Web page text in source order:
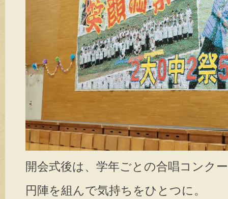
開会式後は、学年ごとの合唱コンク
円陣を組んで気持ちをひとつに。